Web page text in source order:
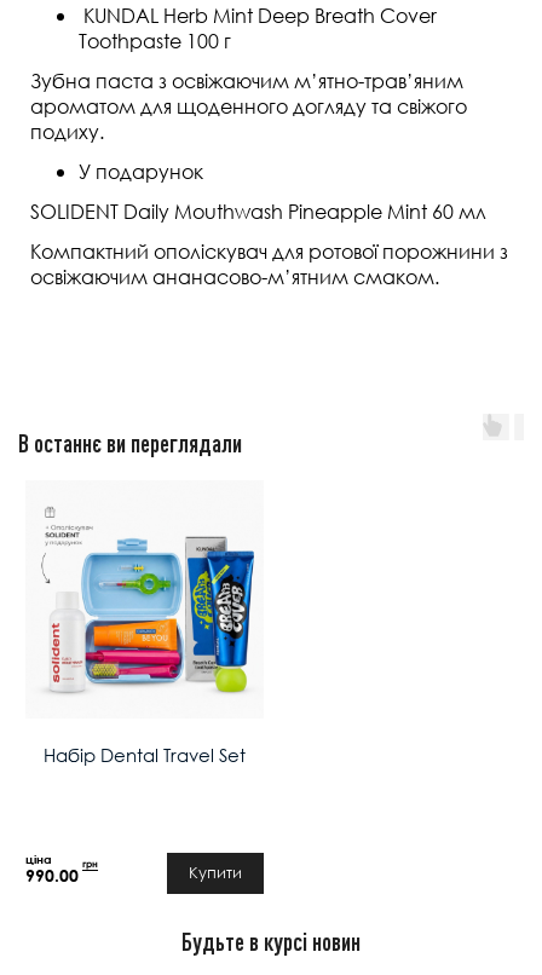
KUNDAL Herb Mint Deep Breath Cover
Toothpaste 100 г
Зубна паста з освіжаючим м’ятно-трав’яним
ароматом для щоденного догляду та свіжого
подиху.
У подарунок
SOLIDENT Daily Mouthwash Pineapple Mint 60 мл
Компактний ополіскувач для ротової порожнини з
освіжаючим ананасово-м’ятним смаком.
В останнє ви переглядали
Набір Dental Travel Set
990.00
грн Купити
Будьте в курсі новин